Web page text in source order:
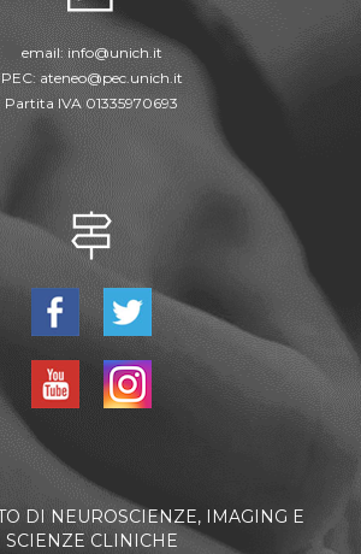
email: info@unich.it
PEC: ateneo@pec.unich.it
Partita IVA 01335970693
DI NEUROSCIENZE, IMAGING E
SCIENZE CLINICHE